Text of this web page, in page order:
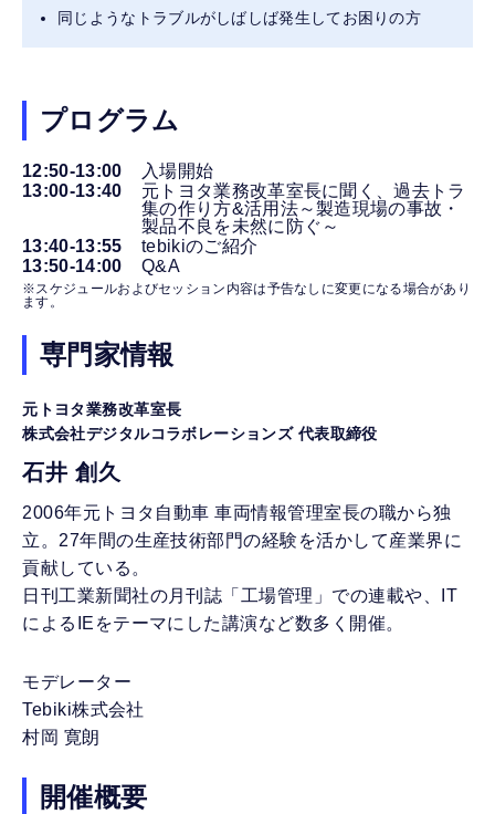
同じようなトラブルがしばしば発生してお困りの方
プログラム
12:50-13:00
入場開始
13:00-13:40
元トヨタ業務改革室長に聞く、過去トラ
集の作り方&活用法～製造現場の事故・
製品不良を未然に防ぐ～
13:40-13:55
tebikiのご紹介
13:50-14:00
Q&A
※スケジュールおよびセッション内容は予告なしに変更になる場合があり
ます。
専門家情報
元トヨタ業務改革室長
株式会社デジタルコラボレーションズ 代表取締役
石井 創久
2006年元トヨタ自動車 車両情報管理室長の職から独
立。27年間の生産技術部門の経験を活かして産業界に
貢献している。
日刊工業新聞社の月刊誌「工場管理」での連載や、IT
によるIEをテーマにした講演など数多く開催。
モデレーター
Tebiki株式会社
村岡 寛朗
開催概要